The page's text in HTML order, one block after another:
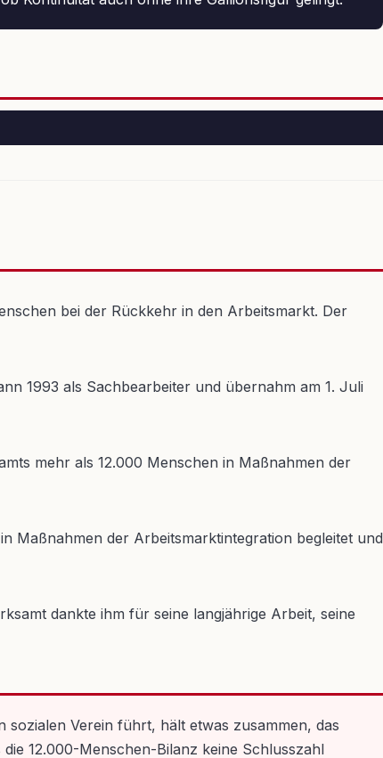
bei der Rückkehr in den Arbeitsmarkt. Der
1993 als Sachbearbeiter und übernahm am 1. Juli
mehr als 12.000 Menschen in Maßnahmen der
Maßnahmen der Arbeitsmarktintegration begleitet und
dankte ihm für seine langjährige Arbeit, seine
sozialen Verein führt, hält etwas zusammen, das
12.000-Menschen-Bilanz keine Schlusszahl